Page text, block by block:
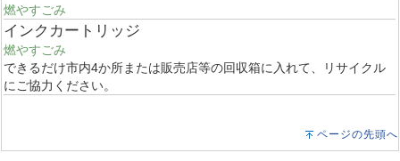
燃やすごみ
インクカートリッジ
燃やすごみ
できるだけ市内4か所または販売店等の回収箱に入れて、リサイクル
にご協力ください。
ページの先頭へ